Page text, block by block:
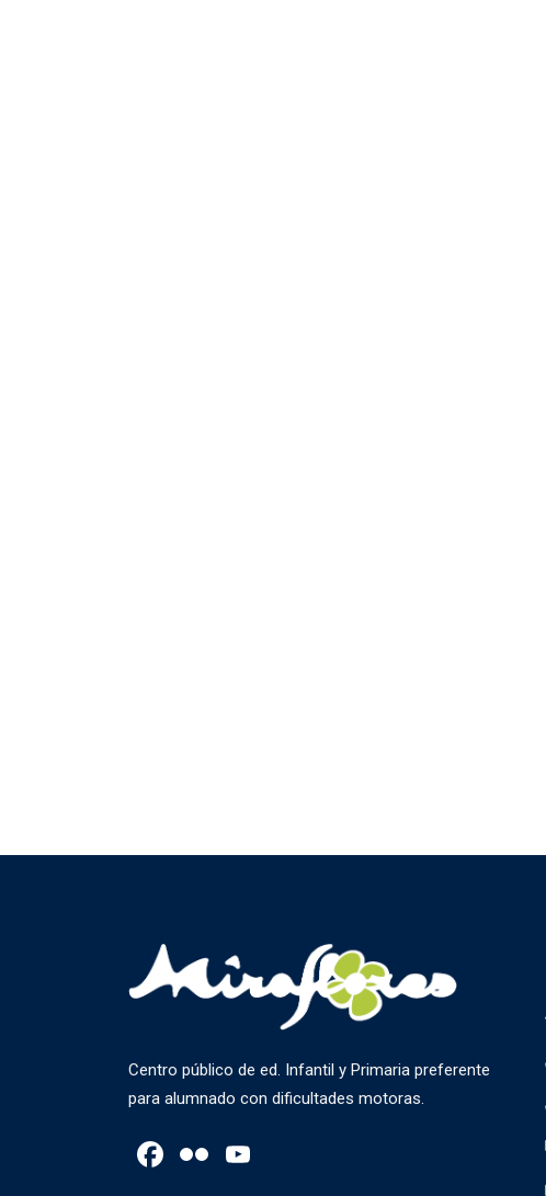
Centro público de ed. Infantil y Primaria preferente
para alumnado con dificultades motoras.
Facebook
Flickr